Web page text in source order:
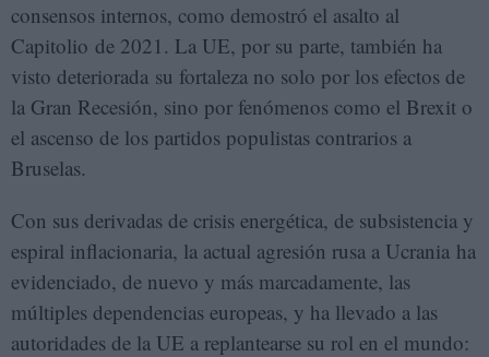
consensos internos, como demostró el asalto al
Capitolio de 2021. La UE, por su parte, también ha
visto deteriorada su fortaleza no solo por los efectos de
la Gran Recesión, sino por fenómenos como el Brexit o
el ascenso de los partidos populistas contrarios a
Bruselas.
Con sus derivadas de crisis energética, de subsistencia y
espiral inflacionaria, la actual agresión rusa a Ucrania ha
evidenciado, de nuevo y más marcadamente, las
múltiples dependencias europeas, y ha llevado a las
autoridades de la UE a replantearse su rol en el mundo: